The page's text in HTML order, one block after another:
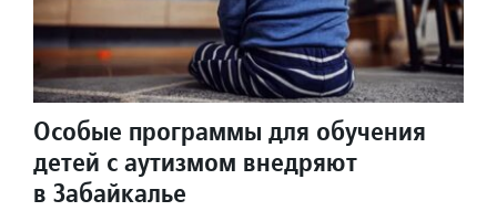
Особые программы для обучения
детей с аутизмом внедряют
в Забайкалье